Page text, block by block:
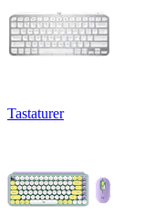
Tastaturer